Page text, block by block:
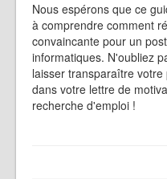
Nous espérons que ce
à comprendre comment
convaincante pour un
informatiques. N'oubliez
laisser transparaître
dans votre lettre de
recherche d'emploi !